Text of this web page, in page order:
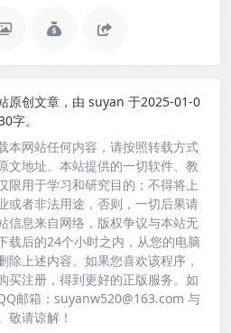
原创文章，由 suyan 于2025-01-0
字。
本网站任何内容，请按照转载方式
文地址。本站提供的一切软件、教
限用于学习和研究目的；不得将上
或者非法用途，否则，一切后果请
信息来自网络，版权争议与本站无
载后的24个小时之内，从您的电脑
除上述内容。如果您喜欢该程序，
买注册，得到更好的正版服务。如
邮箱：suyanw520@163.com 与
敬请谅解！